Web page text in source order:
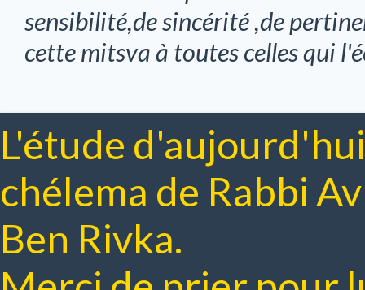
sensibilité,de sincérité ,de
cette mitsva à toutes celles qui
L'étude
chélema de Rabbi
Ben Rivka.